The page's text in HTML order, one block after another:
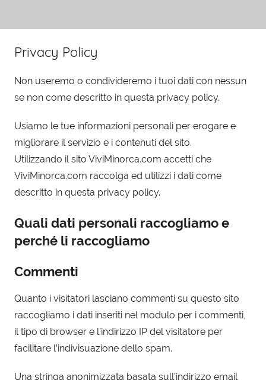
Privacy Policy
Non useremo o condivideremo i tuoi dati con nessun
se non come descritto in questa privacy policy.
Usiamo le tue informazioni personali per erogare e
migliorare il servizio e i contenuti del sito.
Utilizzando il sito ViviMinorca.com accetti che
ViviMinorca.com raccolga ed utilizzi i dati come
descritto in questa privacy policy.
Quali dati personali raccogliamo e
perché li raccogliamo
Commenti
Quanto i visitatori lasciano commenti su questo sito
raccogliamo i dati inseriti nel modulo per i commenti,
il tipo di browser e l’indirizzo IP del visitatore per
facilitare l’indivisuazione dello spam.
Una stringa anonimizzata basata sull’indirizzo email